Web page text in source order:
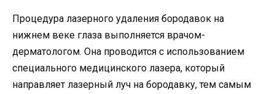
Процедура лазерного удаления бородавок на
нижнем веке глаза выполняется врачом-
дерматологом. Она проводится с использованием
специального медицинского лазера, который
направляет лазерный луч на бородавку, тем самым